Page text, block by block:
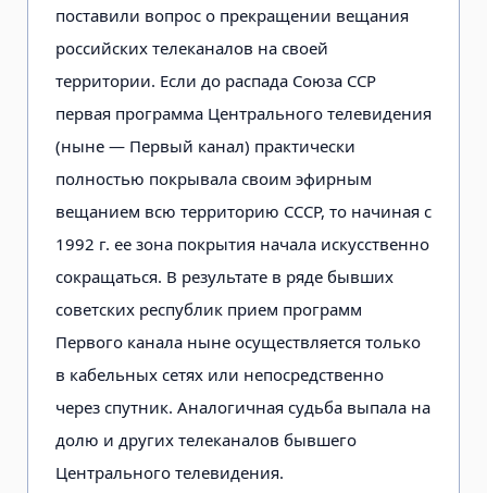
поставили вопрос о прекращении вещания
российских телеканалов на своей
территории. Если до распада Союза ССР
первая программа Центрального телевидения
(ныне — Первый канал) практически
полностью покрывала своим эфирным
вещанием всю территорию СССР, то начиная с
1992 г. ее зона покрытия начала искусственно
сокращаться. В результате в ряде бывших
советских республик прием программ
Первого канала ныне осуществляется только
в кабельных сетях или непосредственно
через спутник. Аналогичная судьба выпала на
долю и других телеканалов бывшего
Центрального телевидения.